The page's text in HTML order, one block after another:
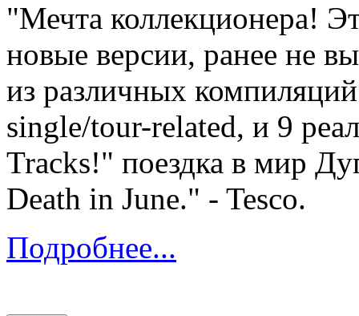
"Мечта коллекционера!
новые версии, ранее не
из различных
single/tour-related, и 9
Tracks!" поездка в мир
Death in June." - Tesco.
Подробнее...